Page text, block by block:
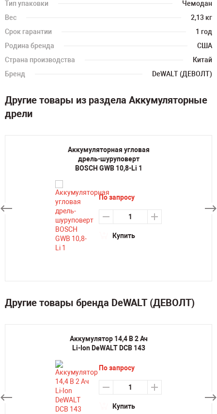
Тип упаковки
Чемодан
Вес
2,13 кг
Срок гарантии
1 год
Родина бренда
США
Страна производства
Китай
Бренд
DeWALT (ДЕВОЛТ)
Другие товары из раздела Аккумуляторные
дрели
Аккумуляторная угловая
дрель-шуруповерт
BOSCH GWB 10,8-Li 1
По запросу
Купить
Другие товары бренда DeWALT (ДЕВОЛТ)
Аккумулятор 14,4 В 2 Ач
Li-Ion DeWALT DCB 143
По запросу
Купить